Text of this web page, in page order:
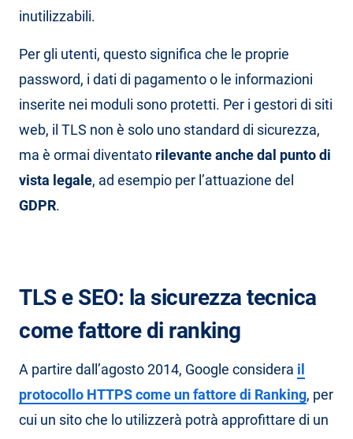
inutilizzabili.
Per gli utenti, questo significa che le proprie
password, i dati di pagamento o le informazioni
inserite nei moduli sono protetti. Per i gestori di siti
web, il TLS non è solo uno standard di sicurezza,
ma è ormai diventato rilevante anche dal punto di
vista legale, ad esempio per l’attuazione del
GDPR.
TLS e SEO: la sicurezza tecnica
come fattore di ranking
A partire dall’agosto 2014, Google considera il
protocollo HTTPS come un fattore di Ranking, per
cui un sito che lo utilizzerà potrà approfittare di un